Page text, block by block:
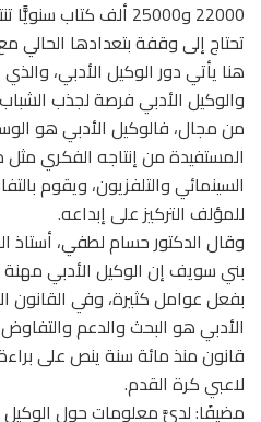
22000 و25000 ألف
تحتاج إلى وقفة بتعدادها الحالي
هنا يأتي دور الوكيل الأدبي،
والوكيل الأدبي فرصة لجذب
من مجال، فالوكيل الأدبي هو
المستفيدة من إنتاجه الفكري مثل
السينمائي والتلفزيون، ويقوم
للمؤلف التركيز على إبداعه.
وقال الدكتور حسام لطفي، أستاذ
بني سويف إن الوكيل الأدبي
بفعل عوامل كثيرة، وفي القانون
الأدبي هو البحث والدعم
قانون منذ مائة سنة ينص على براءة
لاعبي كرة القدم.